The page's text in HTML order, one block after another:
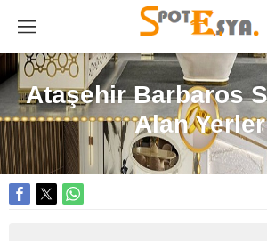
Ataşehir Barbaros
Alan Yerler